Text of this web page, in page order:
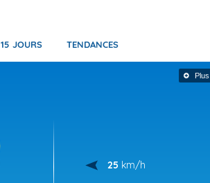
15 JOURS TENDANCES
Plus
25 km/h
Prévision de Juin 2026 pour le trimestre Juillet-Août-
Septembre 2026